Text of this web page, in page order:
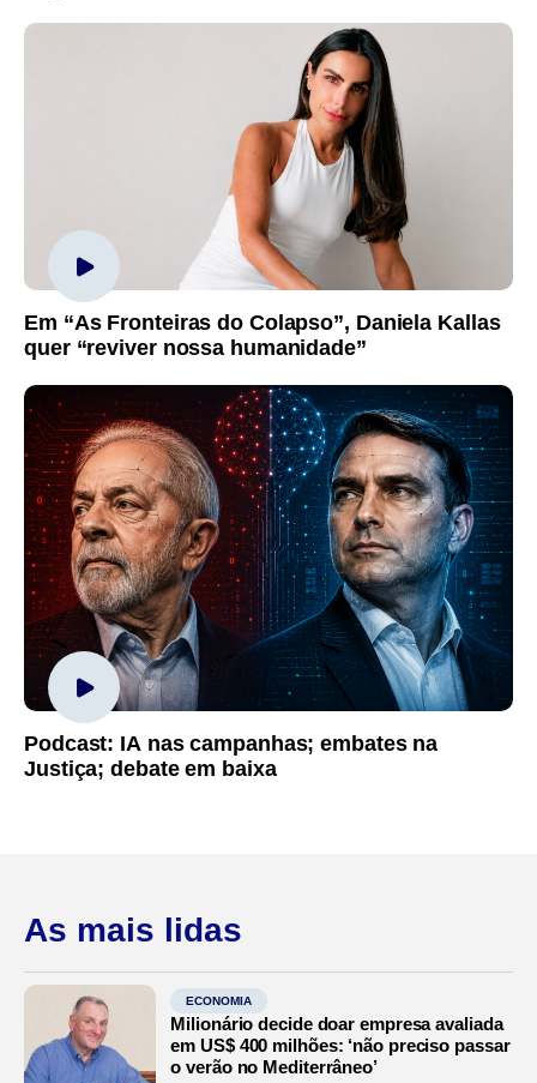
Em “As Fronteiras do Colapso”, Daniela Kallas
quer “reviver nossa humanidade”
Podcast: IA nas campanhas; embates na
Justiça; debate em baixa
As mais lidas
ECONOMIA
Milionário decide doar empresa avaliada
em US$ 400 milhões: ‘não preciso passar
o verão no Mediterrâneo’